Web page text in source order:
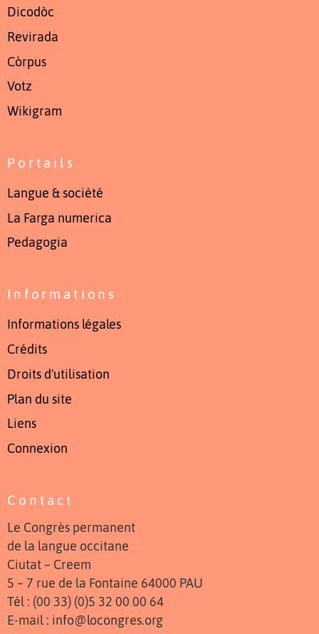
Dicodòc
Revirada
Còrpus
Votz
Wikigram
Portails
Langue & société
La Farga numerica
Pedagogia
Informations
Informations légales
Crédits
Droits d'utilisation
Plan du site
Liens
Connexion
Contact
Le Congrès permanent
de la langue occitane
Ciutat – Creem
5 – 7 rue de la Fontaine 64000 PAU
Tél : (00 33) (0)5 32 00 00 64
E-mail : info@locongres.org